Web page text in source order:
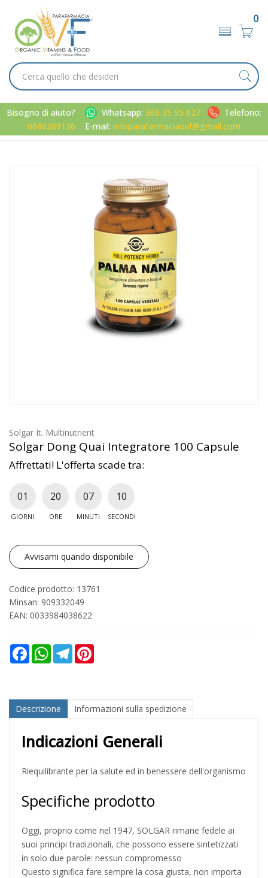
0
Bisogno di aiuto? Whatsapp: 366 35 95 627
Telefono:
0686209126
E-mail: infoparafarmaciaovf@gmail.com
Solgar It. Multinutrient
Solgar Dong Quai Integratore 100 Capsule
Affrettati! L'offerta scade tra:
01
GIORNI
20
ORE
07
MINUTI
09
SECONDI
Avvisami quando disponibile
Codice prodotto: 13761
Minsan: 909332049
EAN: 0033984038622
FacebookWhatsAppTelegram
Descrizione Informazioni sulla spedizione
Indicazioni Generali
Riequilibrante per la salute ed in benessere dell'organismo
Specifiche prodotto
Oggi, proprio come nel 1947, SOLGAR rimane fedele ai
suoi principi tradizionali, che possono essere sintetizzati
in solo due parole: nessun compromesso
Questo significa fare sempre la cosa giusta, non importa